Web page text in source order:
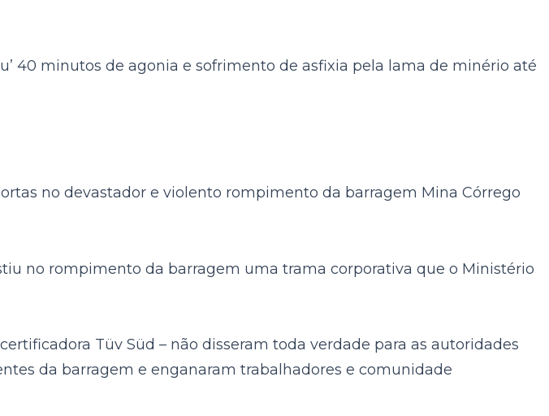
40 minutos de agonia e sofrimento de asfixia pela lama de minério até
no devastador e violento rompimento da barragem Mina Córrego
no rompimento da barragem uma trama corporativa que o Ministério
Tüv Süd – não disseram toda verdade para as autoridades
da barragem e enganaram trabalhadores e comunidade